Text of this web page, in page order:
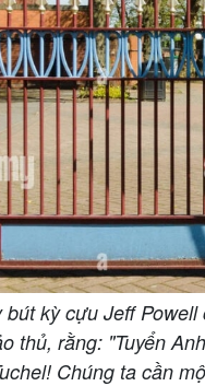
bút kỳ cựu Jeff
thủ, rằng: "Tuyển
Chúng ta cần